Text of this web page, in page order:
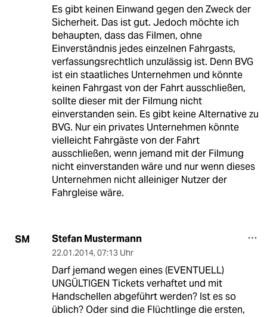
Es gibt keinen Einwand gegen den Zweck der
Sicherheit. Das ist gut. Jedoch möchte ich
behaupten, dass das Filmen, ohne
Einverständnis jedes einzelnen Fahrgasts,
verfassungsrechtlich unzulässig ist. Denn BVG
ist ein staatliches Unternehmen und könnte
keinen Fahrgast von der Fahrt ausschließen,
sollte dieser mit der Filmung nicht
einverstanden sein. Es gibt keine Alternative zu
BVG. Nur ein privates Unternehmen könnte
vielleicht Fahrgäste von der Fahrt
ausschließen, wenn jemand mit der Filmung
nicht einverstanden wäre und nur wenn dieses
Unternehmen nicht alleiniger Nutzer der
Fahrgleise wäre.
SM Stefan Mustermann
22.01.2014, 07:13 Uhr
Darf jemand wegen eines (EVENTUELL)
UNGÜLTIGEN Tickets verhaftet und mit
Handschellen abgeführt werden? Ist es so
üblich? Oder sind die Flüchtlinge die ersten,